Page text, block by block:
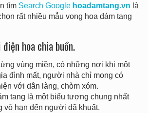
tìm Search Google hoadamtang.vn là
rất nhiều mẫu vong hoa đám tang
hoa chia buồn.
vùng miền, có những nơi khi một
đình mất, người nhà chỉ mong có
với dân làng, chòm xóm.
tang là một biểu tượng chung nhất
vô hạn đến người đã khuất.